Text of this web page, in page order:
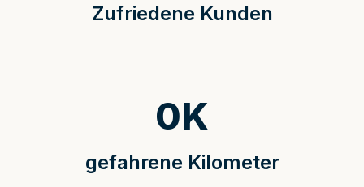
Zufriedene Kunden
gefahrene Kilometer
0K